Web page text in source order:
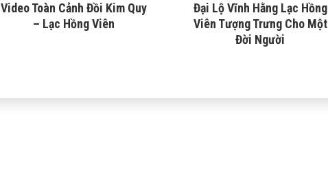
Video Toàn Cảnh Đồi Kim Quy
– Lạc Hồng Viên
Đại Lộ Vĩnh Hằng Lạc Hồng
Viên Tượng Trưng Cho Một
Đời Người